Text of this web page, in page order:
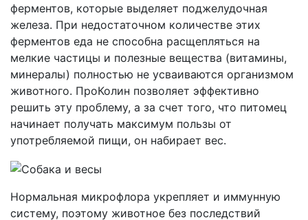
ферментов, которые выделяет поджелудочная
железа. При недостаточном количестве этих
ферментов еда не способна расщепляться на
мелкие частицы и полезные вещества (витамины,
минералы) полностью не усваиваются организмом
животного. ПроКолин позволяет эффективно
решить эту проблему, а за счет того, что питомец
начинает получать максимум пользы от
употребляемой пищи, он набирает вес.
Нормальная микрофлора укрепляет и иммунную
систему, поэтому животное без последствий